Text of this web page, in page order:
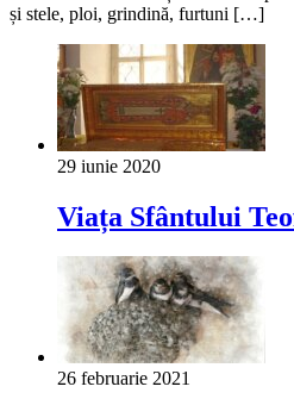
și stele, ploi, grindină, furtuni […]
29 iunie 2020
Viața Sfântului
26 februarie 2021